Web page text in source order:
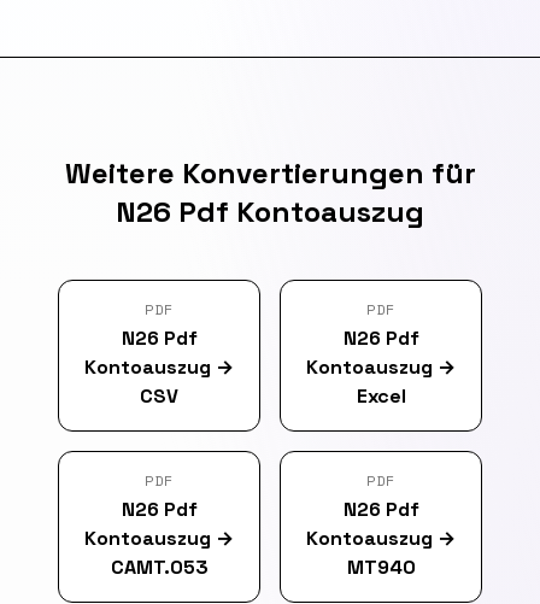
Weitere Konvertierungen für
N26 Pdf Kontoauszug
PDF
N26 Pdf
Kontoauszug →
CSV
PDF
N26 Pdf
Kontoauszug →
Excel
PDF
N26 Pdf
Kontoauszug →
CAMT.053
PDF
N26 Pdf
Kontoauszug →
MT940